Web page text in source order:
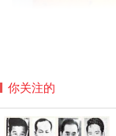
曾有一本《失落的
你关注的